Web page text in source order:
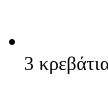
3